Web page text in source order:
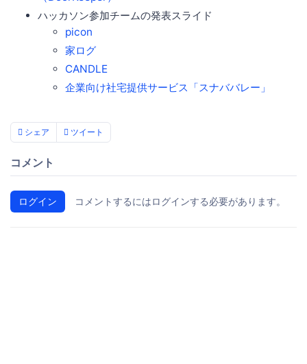
ハッカソン参加チームの発表スライド
picon
家ログ
CANDLE
企業向け社宅提供サービス「スナババレー」
シェア ツイート
コメント
ログイン コメントするにはログインする必要があります。